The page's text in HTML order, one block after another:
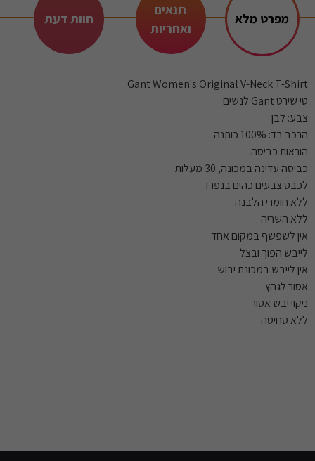
מפרט מלא
תנאים
ואחריות
חוות דעת
Gant Women's Original V-Neck T-Shirt
טי שירט Gant לנשים
צבע: לבן
הרכב בד: 100% כותנה
הוראות כביסה:
כביסה עדינה במכונה, 30 מעלות
לכבס צבעים כהים בנפרד
ללא חומרי הלבנה
ללא השריה
אין לשפשף במקום אחד
לייבש הפוך ובצל
אין לייבש במכונת יבוש
אסור לגהץ
ניקוי יבש אסור
ללא סחיטה